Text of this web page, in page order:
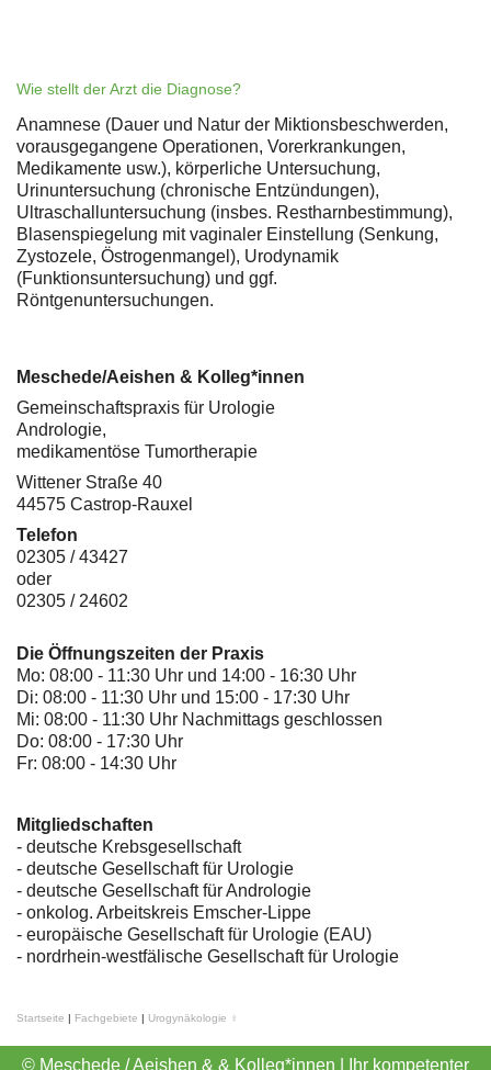
Wie stellt der Arzt die Diagnose?
Anamnese (Dauer und Natur der Miktionsbeschwerden,
vorausgegangene Operationen, Vorerkrankungen,
Medikamente usw.), körperliche Untersuchung,
Urinuntersuchung (chronische Entzündungen),
Ultraschalluntersuchung (insbes. Restharnbestimmung),
Blasenspiegelung mit vaginaler Einstellung (Senkung,
Zystozele, Östrogenmangel), Urodynamik
(Funktionsuntersuchung) und ggf.
Röntgenuntersuchungen.
Meschede/Aeishen & Kolleg*innen
Gemeinschaftspraxis für Urologie
Andrologie,
medikamentöse Tumortherapie
Wittener Straße 40
44575 Castrop-Rauxel
Telefon
02305 / 43427
oder
02305 / 24602
Die Öffnungszeiten der Praxis
Mo: 08:00 - 11:30 Uhr und 14:00 - 16:30 Uhr
Di: 08:00 - 11:30 Uhr und 15:00 - 17:30 Uhr
Mi: 08:00 - 11:30 Uhr Nachmittags geschlossen
Do: 08:00 - 17:30 Uhr
Fr: 08:00 - 14:30 Uhr
Mitgliedschaften
- deutsche Krebsgesellschaft
- deutsche Gesellschaft für Urologie
- deutsche Gesellschaft für Andrologie
- onkolog. Arbeitskreis Emscher-Lippe
- europäische Gesellschaft für Urologie (EAU)
- nordrhein-westfälische Gesellschaft für Urologie
Startseite | Fachgebiete | Urogynäkologie ♀
© Meschede / Aeishen & & Kolleg*innen | Ihr kompetenter